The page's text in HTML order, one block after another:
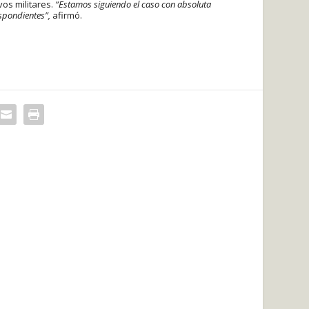
militares. “Estamos siguiendo el caso con absoluta
afirmó.